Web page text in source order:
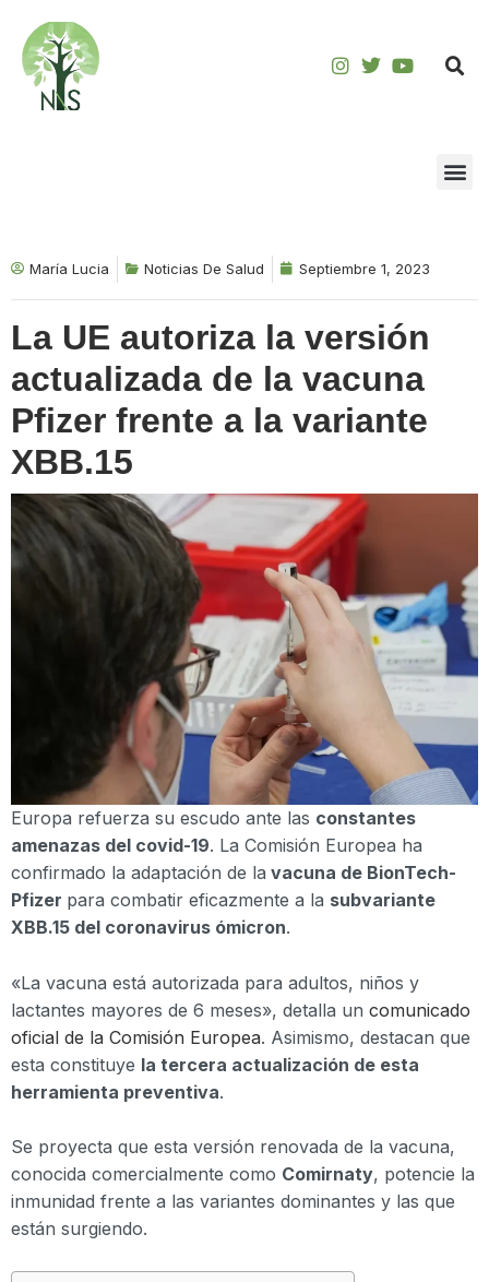
Saltar
contenido
María Lucia Noticias De Salud Septiembre 1, 2023
La UE autoriza la versión
actualizada de la vacuna
Pfizer frente a la variante
XBB.15
Europa refuerza su escudo ante las constantes
amenazas del covid-19. La Comisión Europea ha
confirmado la adaptación de la vacuna de BionTech-
Pfizer para combatir eficazmente a la subvariante
XBB.15 del coronavirus ómicron.
«La vacuna está autorizada para adultos, niños y
lactantes mayores de 6 meses», detalla un comunicado
oficial de la Comisión Europea. Asimismo, destacan que
esta constituye la tercera actualización de esta
herramienta preventiva.
Se proyecta que esta versión renovada de la vacuna,
conocida comercialmente como Comirnaty, potencie la
inmunidad frente a las variantes dominantes y las que
están surgiendo.